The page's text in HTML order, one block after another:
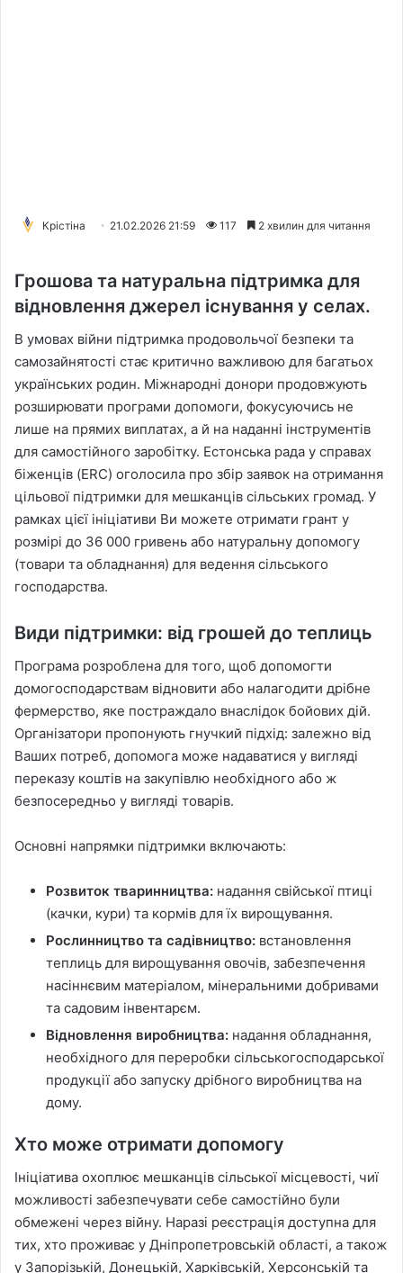
Крістіна 21.02.2026 21:59 117 2 хвилин для читання
Грошова та натуральна підтримка для
відновлення джерел існування у селах.
В умовах війни підтримка продовольчої безпеки та
самозайнятості стає критично важливою для багатьох
українських родин. Міжнародні донори продовжують
розширювати програми допомоги, фокусуючись не
лише на прямих виплатах, а й на наданні інструментів
для самостійного заробітку. Естонська рада у справах
біженців (ERC) оголосила про збір заявок на отримання
цільової підтримки для мешканців сільських громад. У
рамках цієї ініціативи Ви можете отримати грант у
розмірі до 36 000 гривень або натуральну допомогу
(товари та обладнання) для ведення сільського
господарства.
Види підтримки: від грошей до теплиць
Програма розроблена для того, щоб допомогти
домогосподарствам відновити або налагодити дрібне
фермерство, яке постраждало внаслідок бойових дій.
Організатори пропонують гнучкий підхід: залежно від
Ваших потреб, допомога може надаватися у вигляді
переказу коштів на закупівлю необхідного або ж
безпосередньо у вигляді товарів.
Основні напрямки підтримки включають:
Розвиток тваринництва: надання свійської птиці
(качки, кури) та кормів для їх вирощування.
Рослинництво та садівництво: встановлення
теплиць для вирощування овочів, забезпечення
насіннєвим матеріалом, мінеральними добривами
та садовим інвентарєм.
Відновлення виробництва: надання обладнання,
необхідного для переробки сільськогосподарської
продукції або запуску дрібного виробництва на
дому.
Хто може отримати допомогу
Ініціатива охоплює мешканців сільської місцевості, чиї
можливості забезпечувати себе самостійно були
обмежені через війну. Наразі реєстрація доступна для
тих, хто проживає у Дніпропетровській області, а також
у Запорізькій, Донецькій, Харківській, Херсонській та